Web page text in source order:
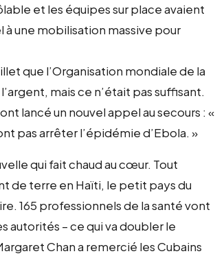
et les équipes sur place avaient
une mobilisation massive pour
que l’Organisation mondiale de la
mais ce n’était pas suffisant.
lancé un nouvel appel au secours : «
pas arrêter l’épidémie d’Ebola. »
qui fait chaud au cœur. Tout
de terre en Haïti, le petit pays du
165 professionnels de la santé vont
autorités – ce qui va doubler le
Chan a remercié les Cubains